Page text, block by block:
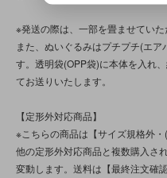
※発送の際は、一部を畳ませていた
また、ぬいぐるみはプチプチ(エ
す。透明袋(OPP袋)に本体を入れ
てお送りいたします。
【定形外対応商品】
※こちらの商品は【サイズ規格外・
他の定形外対応商品と複数購入さ
変動します。送料は【最終注文確